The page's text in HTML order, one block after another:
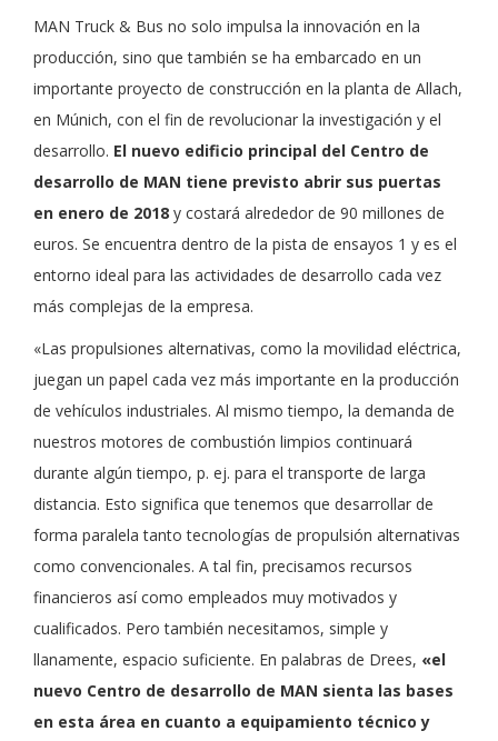
MAN Truck & Bus no solo impulsa la innovación en la
producción, sino que también se ha embarcado en un
importante proyecto de construcción en la planta de Allach,
en Múnich, con el fin de revolucionar la investigación y el
desarrollo. El nuevo edificio principal del Centro de
desarrollo de MAN tiene previsto abrir sus puertas
en enero de 2018 y costará alrededor de 90 millones de
euros. Se encuentra dentro de la pista de ensayos 1 y es el
entorno ideal para las actividades de desarrollo cada vez
más complejas de la empresa.
«Las propulsiones alternativas, como la movilidad eléctrica,
juegan un papel cada vez más importante en la producción
de vehículos industriales. Al mismo tiempo, la demanda de
nuestros motores de combustión limpios continuará
durante algún tiempo, p. ej. para el transporte de larga
distancia. Esto significa que tenemos que desarrollar de
forma paralela tanto tecnologías de propulsión alternativas
como convencionales. A tal fin, precisamos recursos
financieros así como empleados muy motivados y
cualificados. Pero también necesitamos, simple y
llanamente, espacio suficiente. En palabras de Drees, «el
nuevo Centro de desarrollo de MAN sienta las bases
en esta área en cuanto a equipamiento técnico y